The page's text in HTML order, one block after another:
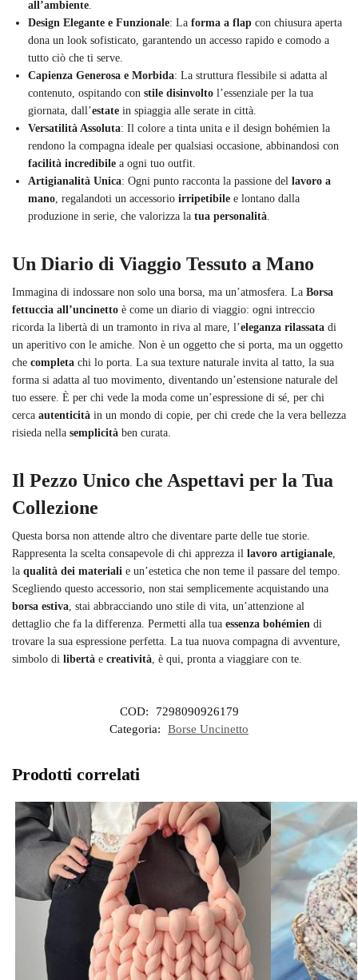
all’ambiente
Design Elegante e Funzionale: La forma a flap con chiusura aperta
dona un look sofisticato, garantendo un accesso rapido e comodo a
tutto ciò che ti serve.
Capienza Generosa e Morbida: La struttura flessibile si adatta al
contenuto, ospitando con stile disinvolto l’essenziale per la tua
giornata, dall’estate in spiaggia alle serate in città.
Versatilità Assoluta: Il colore a tinta unita e il design bohémien la
rendono la compagna ideale per qualsiasi occasione, abbinandosi con
facilità incredibile a ogni tuo outfit.
Artigianalità Unica: Ogni punto racconta la passione del lavoro a
mano , regalandoti un accessorio irripetibile e lontano dalla
produzione in serie, che valorizza la tua personalità
Un Diario di Viaggio Tessuto a Mano
Immagina di indossare non solo una borsa, ma un’atmosfera. La Borsa
fettuccia all’uncinetto è come un diario di viaggio: ogni intreccio
ricorda la libertà di un tramonto in riva al mare, l’eleganza rilassata di
un aperitivo con le amiche. Non è un oggetto che si porta, ma un oggetto
che completa chi lo porta. La sua texture naturale invita al tatto, la sua
forma si adatta al tuo movimento, diventando un’estensione naturale del
tuo essere. È per chi vede la moda come un’espressione di sé, per chi
cerca autenticità in un mondo di copie, per chi crede che la vera bellezza
risieda nella semplicità ben curata.
Il Pezzo Unico che Aspettavi per la Tua
Collezione
Questa borsa non attende altro che diventare parte delle tue storie.
Rappresenta la scelta consapevole di chi apprezza il lavoro artigianale
la qualità dei materiali e un’estetica che non teme il passare del tempo.
Scegliendo questo accessorio, non stai semplicemente acquistando una
borsa estiva , stai abbracciando uno stile di vita, un’attenzione al
dettaglio che fa la differenza. Permetti alla tua essenza bohémien di
trovare la sua espressione perfetta. La tua nuova compagna di avventure,
simbolo di libertà e creatività , è qui, pronta a viaggiare con te.
COD:
7298090926179
Categoria:
Borse Uncinetto
Prodotti correlati